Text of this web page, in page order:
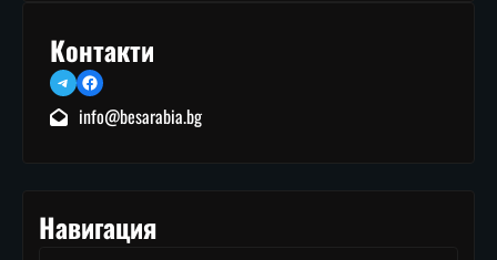
Контакти
TelegramFacebook
info@besarabia.bg
Навигация